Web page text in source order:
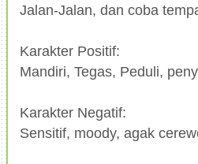
Jalan-Jalan, dan coba
Karakter Positif:
Mandiri, Tegas, Peduli,
Karakter Negatif:
Sensitif, moody, agak